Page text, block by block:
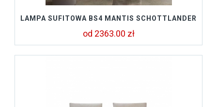
LAMPA SUFITOWA BS4 MANTIS SCHOTTLANDER
od 2363.00 zł